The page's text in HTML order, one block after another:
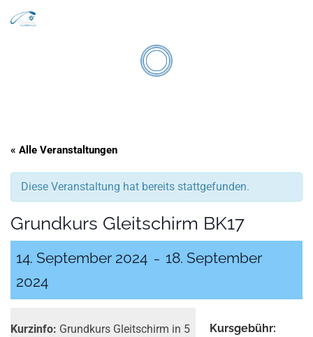
Zum Inhalt springen
« Alle Veranstaltungen
Diese Veranstaltung hat bereits stattgefunden.
Grundkurs Gleitschirm BK17
14. September 2024 – 18. September
2024
Kurzinfo: Grundkurs Gleitschirm in 5
Kurs­gebühr: